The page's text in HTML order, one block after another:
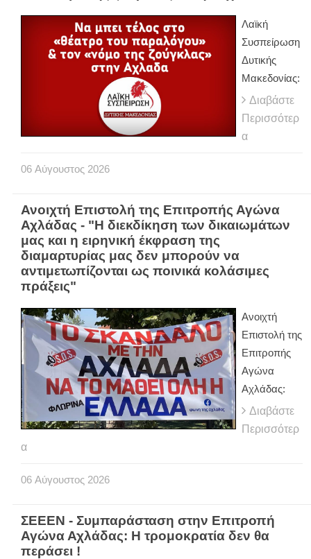
Λαϊκή
Συσπείρωση
Δυτικής
Μακεδονίας:
Διαβάστε
Περισσότερ
α
06 Αύγουστος 2026
Ανοιχτή Επιστολή της Επιτροπής Αγώνα
Αχλάδας - "Η διεκδίκηση των δικαιωμάτων
μας και η ειρηνική έκφραση της
διαμαρτυρίας μας δεν μπορούν να
αντιμετωπίζονται ως ποινικά κολάσιμες
πράξεις"
Ανοιχτή
Επιστολή της
Επιτροπής
Αγώνα
Αχλάδας:
Διαβάστε
Περισσότερ
α
06 Αύγουστος 2026
ΣΕΕΕΝ - Συμπαράσταση στην Επιτροπή
Αγώνα Αχλάδας: Η τρομοκρατία δεν θα
περάσει !